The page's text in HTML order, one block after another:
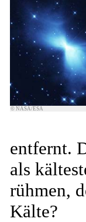
© NASA/ESA
entfernt.
als
rühmen,
Kälte?